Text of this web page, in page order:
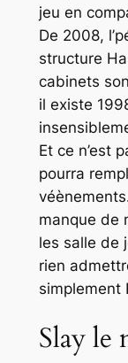
jeu en
De 2008,
structure
cabinets
il existe
Et ce n’est
pourra
manque de
les salle de
rien
simplement
Slay le